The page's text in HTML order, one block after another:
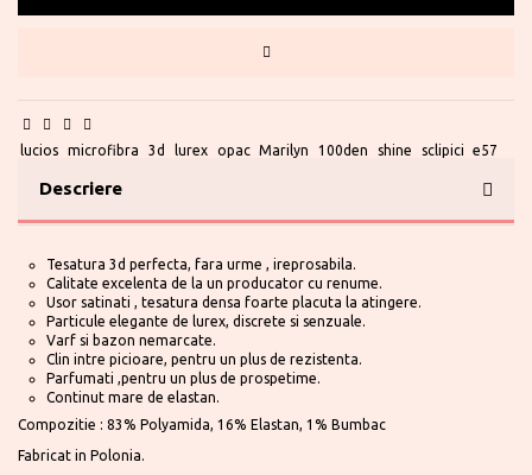
lucios microfibra 3d lurex opac Marilyn 100den shine sclipici e57
Descriere
Tesatura 3d perfecta, fara urme , ireprosabila.
Calitate excelenta de la un producator cu renume.
Usor satinati , tesatura densa foarte placuta la atingere.
Particule elegante de lurex, discrete si senzuale.
Varf si bazon nemarcate.
Clin intre picioare, pentru un plus de rezistenta.
Parfumati ,pentru un plus de prospetime.
Continut mare de elastan.
Compozitie : 83% Polyamida, 16% Elastan, 1% Bumbac
Fabricat in Polonia.